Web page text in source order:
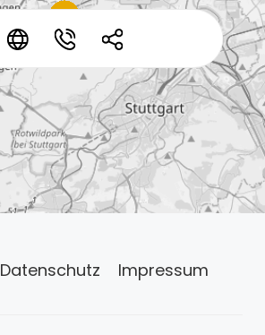
* * *
Datenschutz Impressum